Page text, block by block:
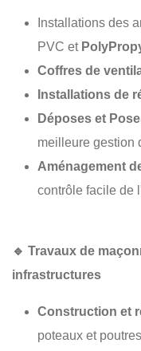
Installations des
PVC et
Coffres de
Installations de
Déposes et
meilleure gestion
Aménagement
contrôle facile de
🔹 Travaux de
infrastructures
Construction et
poteaux et